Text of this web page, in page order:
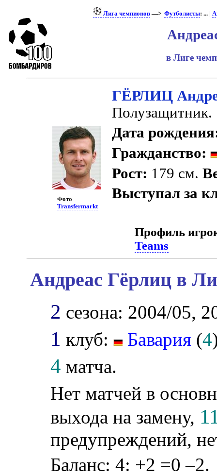
Лига чемпионов—> Футболисты: ... |
в Лиге
Фото
Transfermarkt
ГЁРЛИЦ
Полузащитник.
Дата
Гражданство:
Рост: 179 см.
Выступал за
Профиль
Teams
Андреас Гёрлиц в
2 сезона: 2004/05,
1 клуб: Бавария (4
4 матча.
Нет матчей в
выхода на замену,
предупреждений,
Баланс: 4: +2 =0 –2.